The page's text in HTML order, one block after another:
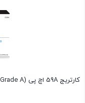
کارتریج 59A اچ پی (Grade A)